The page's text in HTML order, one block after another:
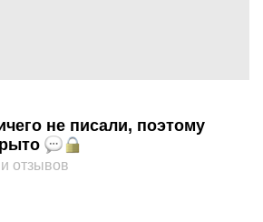
не писали, поэтому
отзывов